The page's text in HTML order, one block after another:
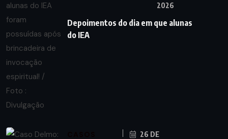
2026
Depoimentos do dia em que alunas
do IEA
26 DE